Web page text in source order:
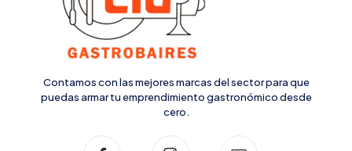
Contamos con las mejores marcas del sector para que
puedas armar tu emprendimiento gastronómico desde
cero.